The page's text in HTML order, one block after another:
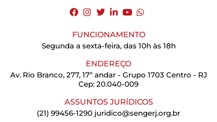
FUNCIONAMENTO
Segunda a sexta-feira, das 10h às 18h
ENDEREÇO
Av. Rio Branco, 277, 17º andar - Grupo 1703 Centro - RJ
Cep: 20.040-009
ASSUNTOS JURÍDICOS
(21) 99456-1290 juridico@sengerj.org.br